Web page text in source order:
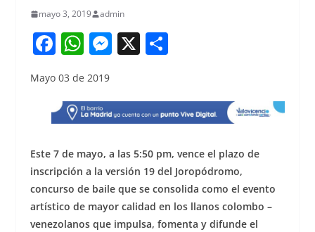
mayo 3, 2019 admin
F
c
e
b
o
o
k
W
at
s
A
p
p
M
e
n
g
er
X S
e
Mayo 03 de 2019
Este 7 de mayo, a las 5:50 pm, vence el plazo de
inscripción a la versión 19 del Joropódromo,
concurso de baile que se consolida como el evento
artístico de mayor calidad en los llanos colombo –
venezolanos que impulsa, fomenta y difunde el